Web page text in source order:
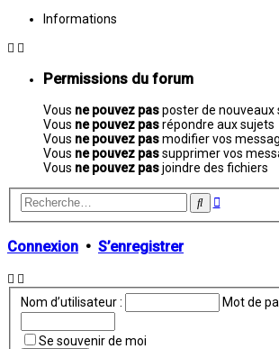
Informations
Permissions du forum
Vous ne pouvez pasposter de nouveaux
Vous ne pouvez pasrépondre aux sujets
Vous ne pouvez pasmodifier vos
Vous ne pouvez passupprimer vos
Vous ne pouvez pasjoindre des fichiers
Rechercher
Recherche
Connexion • S’enregistrer
Nom d’utilisateur : Mot de
Se souvenir de moi